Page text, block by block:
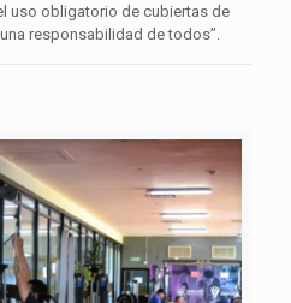
uso obligatorio de cubiertas de
responsabilidad de todos”.